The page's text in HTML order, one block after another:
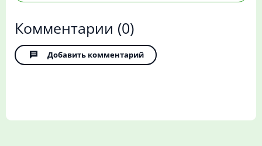
Комментарии (0)
Добавить комментарий